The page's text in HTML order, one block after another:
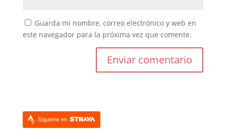
Guarda mi nombre, correo electrónico y web en
este navegador para la próxima vez que comente.
Sígueme en